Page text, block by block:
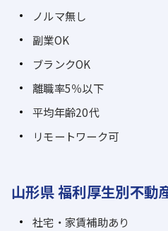
ノルマ無し
副業OK
ブランクOK
離職率5％以下
平均年齢20代
リモートワーク可
山形県 福利厚生別不動
社宅・家賃補助あり